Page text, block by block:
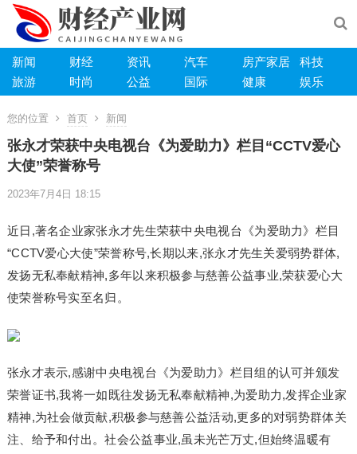
新闻 财经 资讯 汽车 房产家居
科技
旅游
时尚 公益 国际 健康 娱乐
您的位置 首页 新闻
张永才荣获中央电视台《为爱助力》栏目“CCTV爱心
大使”荣誉称号
2023年7月4日 18:15
近日,著名企业家张永才先生荣获中央电视台《为爱助力》栏目
“CCTV爱心大使”荣誉称号,长期以来,张永才先生关爱弱势群体,
发扬无私奉献精神,多年以来积极参与慈善公益事业,荣获爱心大
使荣誉称号实至名归。
张永才表示,感谢中央电视台《为爱助力》栏目组的认可并颁发
荣誉证书,我将一如既往发扬无私奉献精神,为爱助力,发挥企业家
精神,为社会做贡献,积极参与慈善公益活动,更多的对弱势群体关
注、给予和付出。社会公益事业,虽未光芒万丈,但始终温暖有